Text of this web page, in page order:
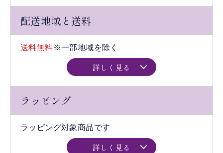
配送地域と送料
送料無料※一部地域を除く
詳しく見る
ラッピング
ラッピング対象商品です
詳しく見る